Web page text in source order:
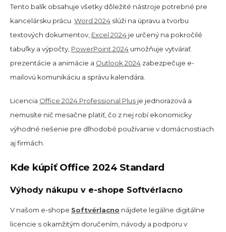
Tento balík obsahuje všetky dôležité nástroje potrebné pre
kancelársku prácu. Word 2024 slúži na úpravu a tvorbu
textových dokumentov, Excel 2024 je určený na pokročilé
tabuľky a výpočty, PowerPoint 2024 umožňuje vytvárať
prezentácie a animácie a Outlook 2024 zabezpečuje e-
mailovú komunikáciu a správu kalendára.
Licencia Office 2024 Professional Plus je jednorazová a
nemusíte nič mesačne platiť, čo z nej robí ekonomicky
výhodné riešenie pre dlhodobé používanie v domácnostiach
aj firmách.
Kde kúpiť Office 2024 Standard
Výhody nákupu v e-shope Softvérlacno
V našom e-shope Softvérlacno nájdete legálne digitálne
licencie s okamžitým doručením, návody a podporu v